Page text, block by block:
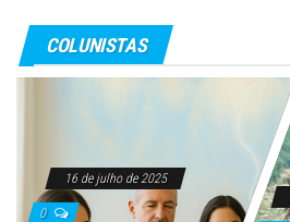
bo
ok
to
do
n
ail
COLUNISTAS
16 de julho de 2025
0